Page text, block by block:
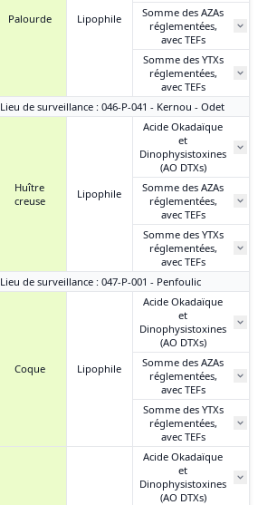
Palourde Lipophile
Somme des AZAs
réglementées,
avec TEFs
Somme des YTXs
réglementées,
avec TEFs
Lieu de surveillance : 046-P-041 - Kernou - Odet
Huître
creuse
Lipophile
Acide Okadaïque
et
Dinophysistoxines
(AO DTXs)
Somme des AZAs
réglementées,
avec TEFs
Somme des YTXs
réglementées,
avec TEFs
Lieu de surveillance : 047-P-001 - Penfoulic
Coque Lipophile
Acide Okadaïque
et
Dinophysistoxines
(AO DTXs)
Somme des AZAs
réglementées,
avec TEFs
Somme des YTXs
réglementées,
avec TEFs
Acide Okadaïque
et
Dinophysistoxines
(AO DTXs)